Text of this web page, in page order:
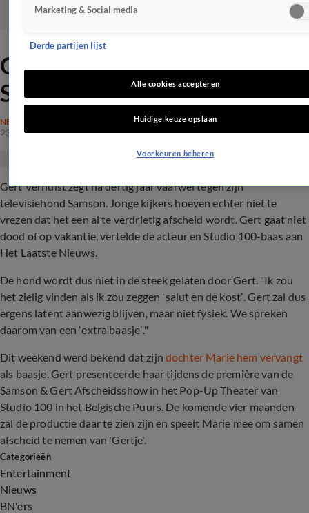
Gert gaat niet dood in
Samson &amp; Gert
NEDERLAND
23 dec 2019, 12:33
Gert Verhulst zegt na dertig jaar vaarwel tegen zijn
televisiehond Samson. Jonge kijkers hoeven echter niet te
vrezen dat het een al te verdrietig afscheid wordt. Gert gaat niet
dood of op vakantie, vertelde de acteur en Studio 100-baas aan
Het Laatste Nieuws.
De hond wordt dus niet in de steek gelaten door Gert. "Ik zou
het zielig vinden als ik zou zeggen ‘salut en de kost’. Gert zal dus
ergens latent aanwezig blijven, maar niet fysiek. We spreken
daarom van een ‘extra baasje’."
Dit weekend werd bekend dat zijn dochter Marie hem vervangt
als baasje. Gert presenteerde haar tijdens de première van de
Samson& Gert Afscheidsshow in het Pop-Up Theater van
Studio 100 in het Belgische Puurs. De komende vier maanden
zal de productie daar te zien zijn en speelt Marie mee om samen
afscheid te nemen van 'Gertje'.
Categorieën
Entertainment
Nieuws
BN'ers
Marketing & Social media
Derde partijen lijst
Alle cookies accepteren
Huidige keuze opslaan
Voorkeuren beheren